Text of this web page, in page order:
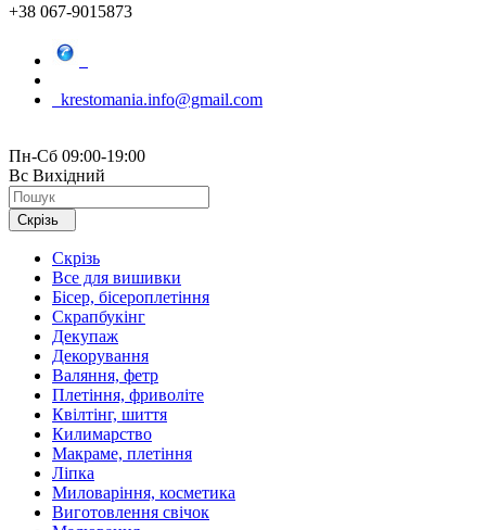
+38 067-9015873
krestomania.info@gmail.com
Пн-Сб 09:00-19:00
Вс Вихідний
Скрізь
Скрізь
Все для вишивки
Бісер, бісероплетіння
Скрапбукінг
Декупаж
Декорування
Валяння, фетр
Плетіння, фриволіте
Квілтінг, шиття
Килимарство
Макраме, плетіння
Ліпка
Миловаріння, косметика
Виготовлення свічок